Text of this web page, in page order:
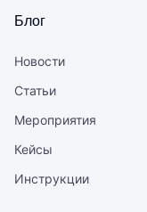
Блог
Новости
Статьи
Мероприятия
Кейсы
Инструкции